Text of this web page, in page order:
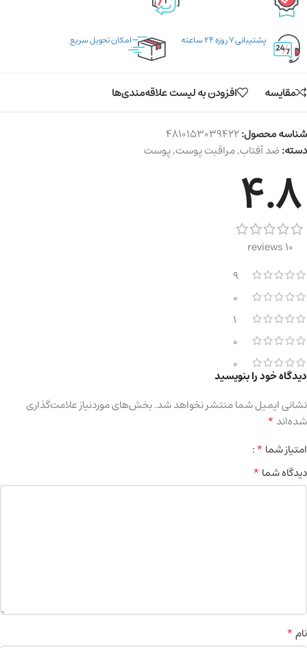
پشتیبانی ۷ روزه ۲۴ ساعته امکان تحویل سریع
مقایسه افزودن به لیست علاقه‌مندی‌ها
شناسه محصول:4810153039422
دسته:ضد آفتاب,مراقبت پوست,پوست
4.8
10 reviews
9
0
1
0
0
دیدگاه خود را بنویسید
نشانی ایمیل شما منتشر نخواهد شد.بخش‌های موردنیاز علامت‌گذاری
شده‌اند*
امتیاز شما*
دیدگاه شما*
نام*